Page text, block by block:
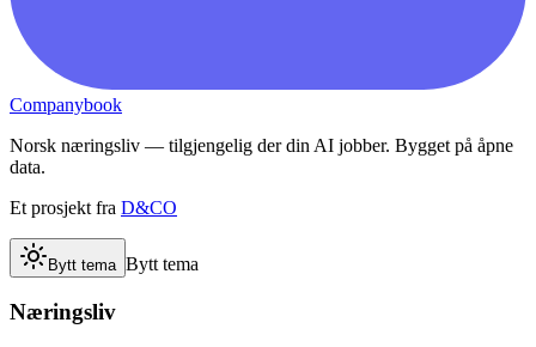
Companybook
Norsk næringsliv — tilgjengelig der din AI jobber. Bygget på åpne
data.
Et prosjekt fra D&CO
Bytt tema Bytt tema
Næringsliv